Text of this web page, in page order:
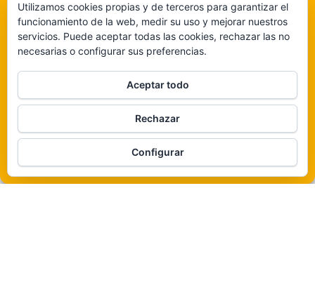
consentimiento puede afectar negativamente a determinadas características y
funciones.
De ninguna manera
Veámos que hay aquí
Política de cookies
WordPress |Tema:
Utilizamos cookies propias y de terceros para garantizar el
funcionamiento de la web, medir su uso y mejorar nuestros
servicios. Puede aceptar todas las cookies, rechazar las no
necesarias o configurar sus preferencias.
Aceptar todo
Rechazar
Configurar